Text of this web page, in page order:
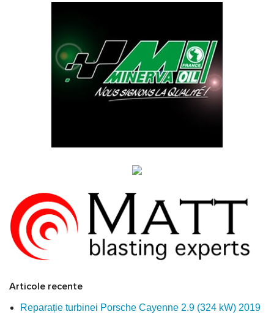
Articole recente
Reparație turbinei Porsche Cayenne 2.9 (324 kW) 2019